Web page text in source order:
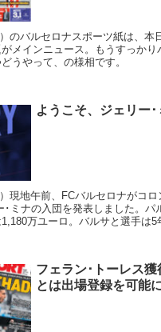
のバルセロナスポーツ紙は、本
メインニュース。もうすっかり
うやって、の様相です。
ようこそ、ジェリー･
現地午前、FCバルセロナがコロ
･ミナの入団を発表しました。パ
万ユーロ。バルサと選手は5
約解除金は1億ユーロに設定さ
フェラン･トーレス
とは出場登録を可能